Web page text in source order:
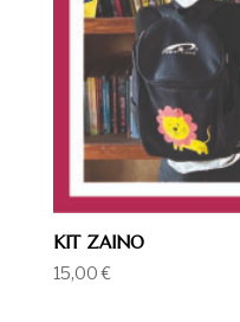
KIT ZAINO
15,00€